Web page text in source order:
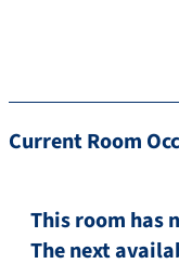
Current Room
This room has
The next